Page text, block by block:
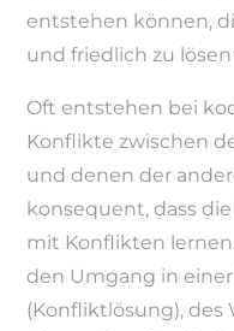
entstehen können,
und friedlich zu
Oft entstehen bei
Konflikte zwischen
und denen der
konsequent, dass
mit Konflikten
den Umgang in
(Konfliktlösung), des